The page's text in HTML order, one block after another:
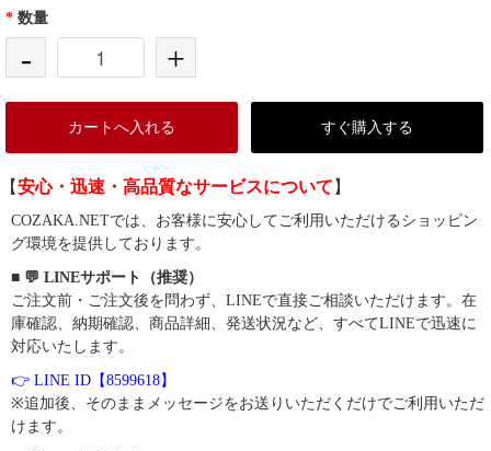
* 数量
- +
カートへ入れる すぐ購入する
【安心・迅速・高品質なサービスについて 】
COZAKA.NETでは、お客様に安心してご利用いただけるショッピン
グ環境を提供しております。
■ 💬 LINEサポート（推奨）
ご注文前・ご注文後を問わず、LINEで直接ご相談いただけます。在
庫確認、納期確認、商品詳細、発送状況など、すべてLINEで迅速に
対応いたします。
👉 LINE ID【8599618】
※追加後、そのままメッセージをお送りいただくだけでご利用いただ
けます。